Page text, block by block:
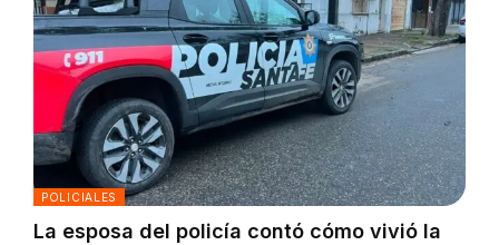
POLICIALES
La esposa del policía contó cómo vivió la